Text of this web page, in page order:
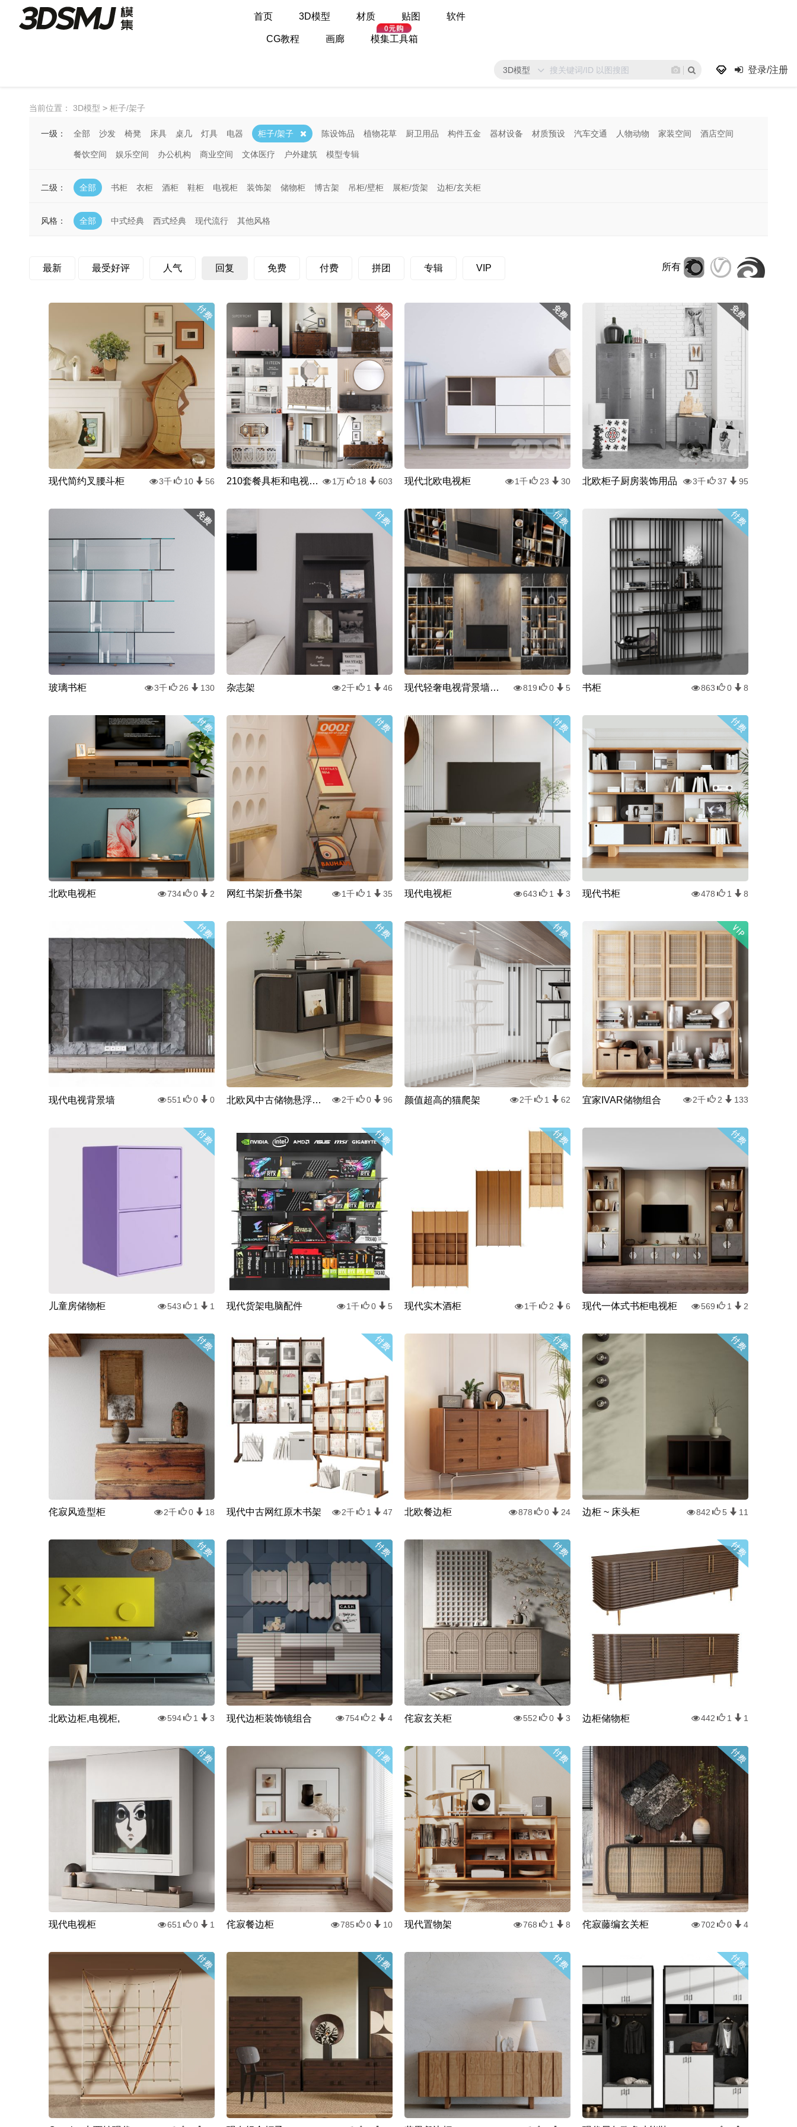
首页 3D模型 材质 贴图 软件
CG教程 画廊 模集工具箱
3D模型 登录/注册
当前位置： 3D模型 > 柜子/架子
一级： 全部 沙发 椅凳 床具 桌几 灯具 电器 柜子/架子 陈设饰品 植物花草 厨卫用品 构件五金 器材设备 材质预设 汽车交通 人物动物 家装空间 酒店空间
餐饮空间 娱乐空间 办公机构 商业空间 文体医疗 户外建筑 模型专辑
二级： 全部 书柜 衣柜 酒柜 鞋柜 电视柜 装饰架 储物柜 博古架 吊柜/壁柜 展柜/货架 边柜/玄关柜
风格： 全部 中式经典 西式经典 现代流行 其他风格
最新 最受好评 人气 回复 免费 付费 拼团 专辑 VIP 所有
现代简约叉腰斗柜 3千 10 56 210套餐具柜和电视柜组合 1万 18 603 现代北欧电视柜 1千 23 30 北欧柜子厨房装饰用品 3千 37 95
玻璃书柜 3千 26 130 杂志架 2千 1 46 现代轻奢电视背景墙组合 819 0 5 书柜 863 0 8
北欧电视柜 734 0 2 网红书架折叠书架 1千 1 35 现代电视柜 643 1 3 现代书柜 478 1 8
现代电视背景墙 551 0 0 北欧风中古储物悬浮小边柜 2千 0 96 颜值超高的猫爬架 2千 1 62 宜家IVAR储物组合 2千 2 133
儿童房储物柜 543 1 1 现代货架电脑配件 1千 0 5 现代实木酒柜 1千 2 6 现代一体式书柜电视柜 569 1 2
侘寂风造型柜 2千 0 18 现代中古网红原木书架 2千 1 47 北欧餐边柜 878 0 24 边柜 ~ 床头柜 842 5 11
北欧边柜,电视柜, 594 1 3 现代边柜装饰镜组合 754 2 4 侘寂玄关柜 552 0 3 边柜储物柜 442 1 1
现代电视柜 651 0 1 侘寂餐边柜 785 0 10 现代置物架 768 1 8 侘寂藤编玄关柜 702 0 4